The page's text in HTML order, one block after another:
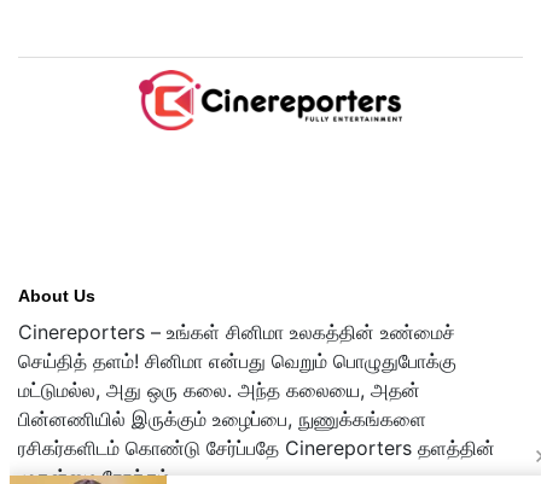
About Us
Cinereporters – உங்கள் சினிமா உலகத்தின் உண்மைச்
செய்தித் தளம்! சினிமா என்பது வெறும் பொழுதுபோக்கு
மட்டுமல்ல, அது ஒரு கலை. அந்த கலையை, அதன்
பின்னணியில் இருக்கும் உழைப்பை, நுணுக்கங்களை
ரசிகர்களிடம் கொண்டு சேர்ப்பதே Cinereporters தளத்தின்
முதன்மை நோக்கம்.